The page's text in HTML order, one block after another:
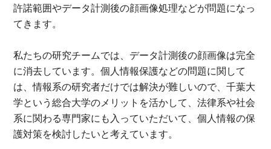
許諾範囲やデータ計測後の顔画像処理などが問題になっ
てきます。
私たちの研究チームでは、データ計測後の顔画像は完全
に消去しています。個人情報保護などの問題に関して
は、情報系の研究者だけでは解決が難しいので、千葉大
学という総合大学のメリットを活かして、法律系や社会
系に関わる専門家にも入っていただいて、個人情報の保
護対策を検討したいと考えています。